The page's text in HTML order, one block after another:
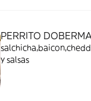
PERRITO
y salsas